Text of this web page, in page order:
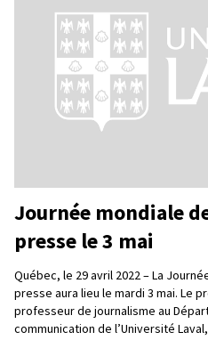
Journée mondiale
presse le 3 mai
Québec, le 29 avril 2022 – La
presse aura lieu le mardi 3 mai. Le
professeur de journalisme au
communication de l’Université